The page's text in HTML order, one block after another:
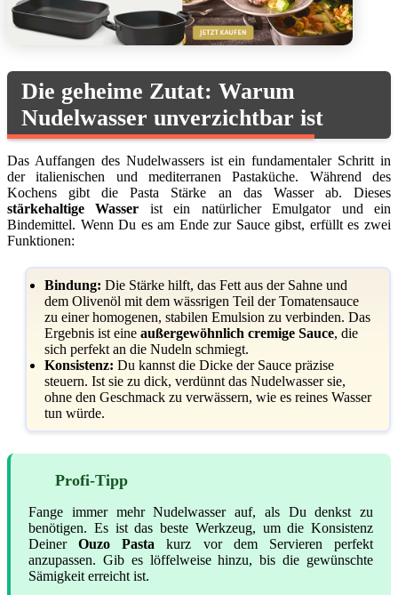
Die geheime Zutat: Warum
Nudelwasser unverzichtbar ist
Das Auffangen des Nudelwassers ist ein fundamentaler Schritt in
der italienischen und mediterranen Pastaküche. Während des
Kochens gibt die Pasta Stärke an das Wasser ab. Dieses
stärkehaltige Wasser ist ein natürlicher Emulgator und ein
Bindemittel. Wenn Du es am Ende zur Sauce gibst, erfüllt es zwei
Funktionen:
Bindung: Die Stärke hilft, das Fett aus der Sahne und
dem Olivenöl mit dem wässrigen Teil der Tomatensauce
zu einer homogenen, stabilen Emulsion zu verbinden. Das
Ergebnis ist eine außergewöhnlich cremige Sauce, die
sich perfekt an die Nudeln schmiegt.
Konsistenz: Du kannst die Dicke der Sauce präzise
steuern. Ist sie zu dick, verdünnt das Nudelwasser sie,
ohne den Geschmack zu verwässern, wie es reines Wasser
tun würde.
Profi-Tipp
Fange immer mehr Nudelwasser auf, als Du denkst zu
benötigen. Es ist das beste Werkzeug, um die Konsistenz
DeinerOuzo Pasta kurz vor dem Servieren perfekt
anzupassen. Gib es löffelweise hinzu, bis die gewünschte
Sämigkeit erreicht ist.